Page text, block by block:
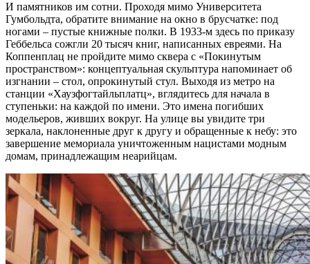
И памятников им сотни. Проходя мимо Университета
Гумбольдта, обратите внимание на окно в брусчатке: под
ногами – пустые книжные полки. В 1933-м здесь по приказу
Геббельса сожгли 20 тысяч книг, написанных евреями. На
Коппенплац не пройдите мимо сквера с «Покинутым
пространством»: концептуальная скульптура напоминает об
изгнании – стол, опрокинутый стул. Выходя из метро на
станции «Хаузфогтайльплатц», вглядитесь для начала в
ступеньки: на каждой по имени. Это имена погибших
модельеров, живших вокруг. На улице вы увидите три
зеркала, наклоненные друг к другу и обращенные к небу: это
завершение мемориала уничтоженным нацистами модным
домам, принадлежащим неарийцам.